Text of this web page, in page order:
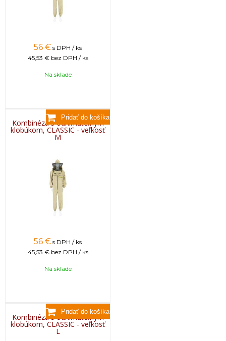
56 € s DPH / ks
45,53 € bez DPH / ks
Na sklade
Kombinéza s odnímateľným
klobúkom, CLASSIC - veľkosť
M
56 € s DPH / ks
45,53 € bez DPH / ks
Na sklade
Kombinéza s odnímateľným
klobúkom, CLASSIC - veľkosť
L